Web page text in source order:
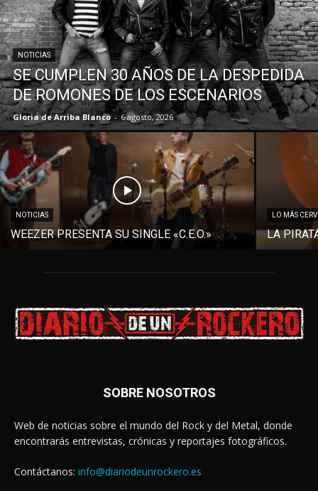
NOTICIAS
SE CUMPLEN 30 AÑOS DE LA DESPEDIDA
DE ROMONES DE LOS ESCENARIOS
Gloria de Arriba Blanco - 6 agosto, 2026
NOTICIAS
WEEZER PRESENTA SU SINGLE «C.E.O.»
LO MÁS
LA
SOBRE NOSOTROS
Web de noticias sobre el mundo del Rock y del Metal, donde
encontrarás entrevistas, crónicas y reportajes fotográficos.
Contáctanos: info@diariodeunrockero.es